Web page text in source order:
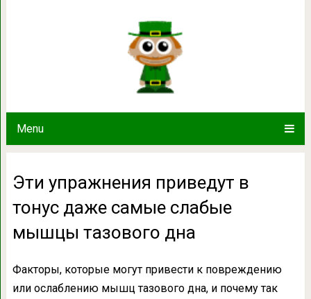
Menu
Эти упражнения приведут в
Эти упражнения приведут в
тонус даже самые слабые
мышцы тазового дна
Факторы, которые могут привести к повреждению
или ослаблению мышц тазового дна, и почему так